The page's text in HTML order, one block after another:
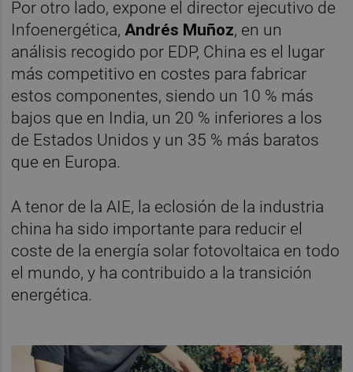
Por otro lado, expone el director ejecutivo de
Infoenergética,Andrés Muñoz, en un
análisis recogido por EDP, China es el lugar
más competitivo en costes para fabricar
estos componentes, siendo un 10 % más
bajos que en India, un 20 % inferiores a los
de Estados Unidos y un 35 % más baratos
que en Europa.
A tenor de la AIE, la eclosión de la industria
china ha sido importante para reducir el
coste de la energía solar fotovoltaica en todo
el mundo, y ha contribuido a la transición
energética.